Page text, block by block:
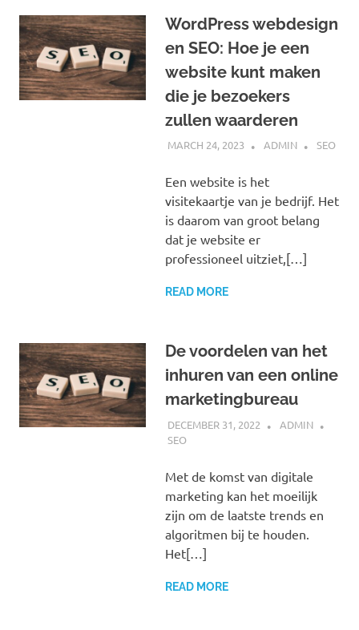
WordPress webdesign
en SEO: Hoe je een
website kunt maken
die je bezoekers
zullen waarderen
MARCH 24, 2023 ADMIN SEO
Een website is het
visitekaartje van je bedrijf. Het
is daarom van groot belang
dat je website er
professioneel uitziet,[…]
READ MORE
De voordelen van het
inhuren van een online
marketingbureau
DECEMBER 31, 2022
ADMIN
SEO
Met de komst van digitale
marketing kan het moeilijk
zijn om de laatste trends en
algoritmen bij te houden.
Het[…]
READ MORE